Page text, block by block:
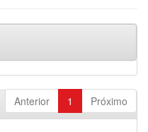
Anterior 1 Próximo